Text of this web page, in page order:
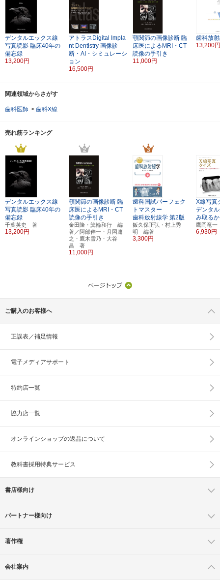
デンタルエックス線
写真読影 臨床40年の
備忘録
13,200円
アトラスDigital Impla
nt Dentistry 画像診
断・AI・シミュレーシ
ョン
16,500円
顎関節の画像診断 臨
床医によるMRI・CT
読像の手引き
11,000円
歯科放
13,200
関連領域からさがす
歯科医師 > 歯科X線
売れ筋ランキング
デンタルエックス線
写真読影 臨床40年の
備忘録
千葉英史 著
13,200円
顎関節の画像診断 臨
床医によるMRI・CT
読像の手引き
金田隆・箕輪和行 編
著／阿部伸一・月岡庸
之・鷹木雪乃・大谷
昌 著
11,000円
歯科国試パーフェク
トマスター
歯科放射線学 第2版
飯久保正弘・村上秀
明 編著
3,300円
X線写真
デンタ
み取る
鷹岡竜
6,930円
ご購入のお客様へ
正誤表／補足情報
電子メディアサポート
特約店一覧
協力店一覧
オンラインショップの返品について
教科書採用特典サービス
書店様向け
パートナー様向け
著作権
会社案内